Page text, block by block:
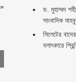
ড. মুহাম্মদ
সাংবাদিক
সিলেটের
বলাৎকারে